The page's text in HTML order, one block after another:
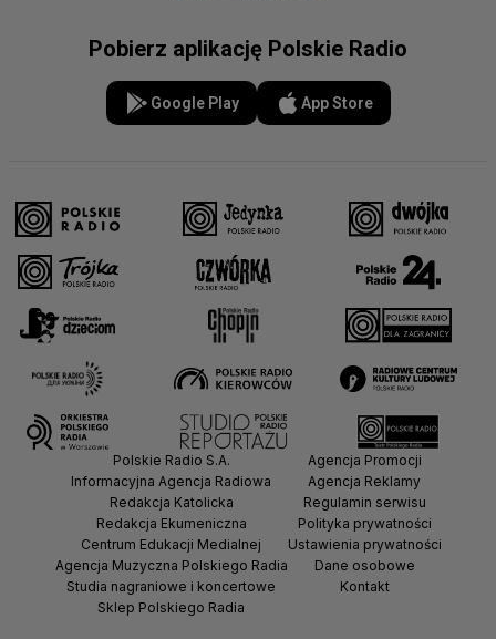
Pobierz aplikację Polskie Radio
Google Play App Store
Polskie Radio S.A.
Informacyjna Agencja Radiowa
Redakcja Katolicka
Redakcja Ekumeniczna
Centrum Edukacji Medialnej
Agencja Muzyczna Polskiego Radia
Studia nagraniowe i koncertowe
Sklep Polskiego Radia
Agencja Promocji
Agencja Reklamy
Regulamin serwisu
Polityka prywatności
Ustawienia prywatności
Dane osobowe
Kontakt